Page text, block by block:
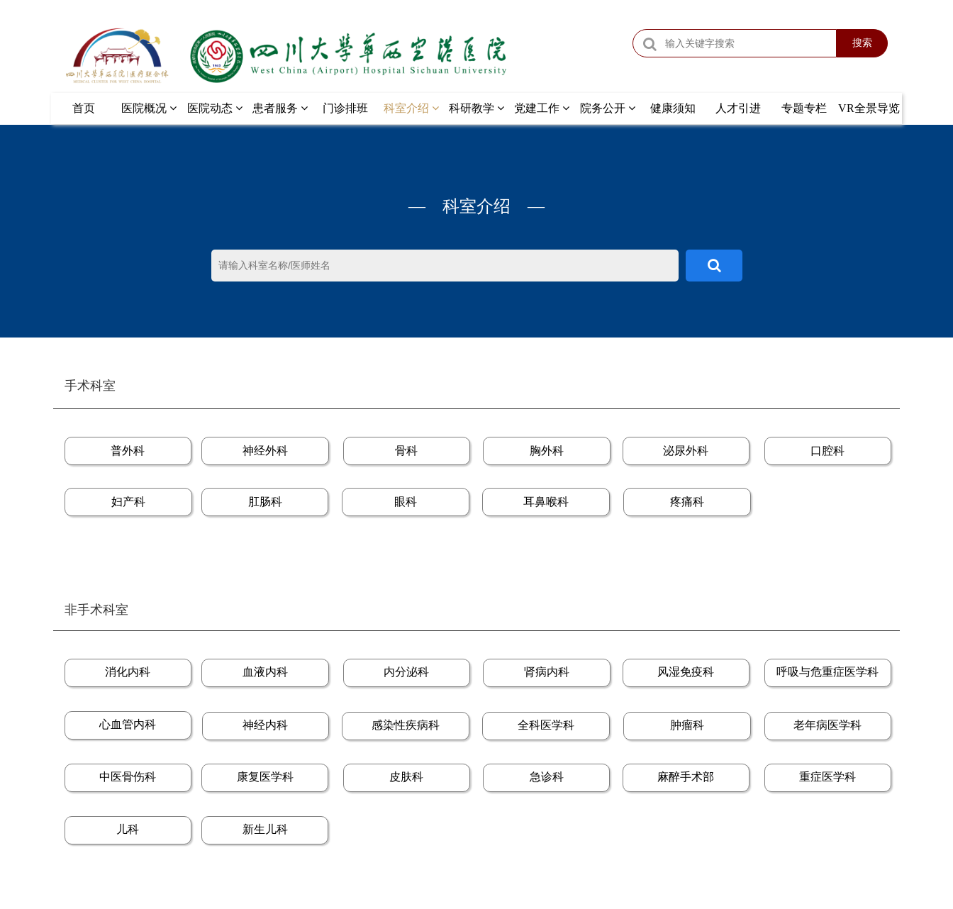
搜索
首页 医院概况 医院动态 患者服务 门诊排班 科室介绍 科研教学 党建工作 院务公开 健康须知 人才引进 专题专栏 VR全景导览
— 科室介绍 —
普外科 神经外科 骨科 胸外科 泌尿外科 口腔科
妇产科 肛肠科 眼科 耳鼻喉科 疼痛科
消化内科 血液内科 内分泌科 肾病内科 风湿免疫科 呼吸与危重症医学科
心血管内科 神经内科 感染性疾病科 全科医学科 肿瘤科 老年病医学科
中医骨伤科 康复医学科 皮肤科 急诊科 麻醉手术部 重症医学科
儿科 新生儿科
非手术科室
手术科室